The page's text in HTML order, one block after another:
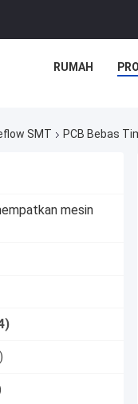
RUMAH
SMT PCB Bebas
mesin